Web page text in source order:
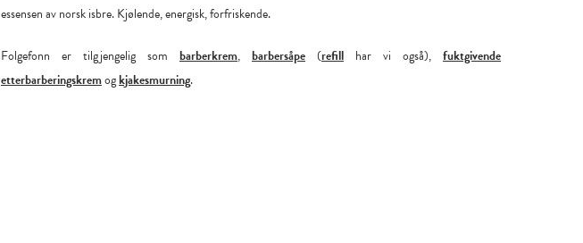
essensen av norsk isbre. Kjølende, energisk, forfriskende.
Folgefonn er tilgjengelig som barberkrem, barbersåpe (refill har vi også), fuktgivende
etterbarberingskremogkjakesmurning.